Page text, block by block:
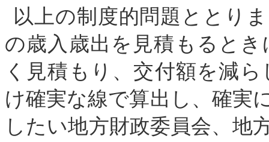
以上の制度的問題ととり
の歳入歳出を見積もると
く見積もり、交付額を減
け確実な線で算出し、確実
したい地方財政委員会、地